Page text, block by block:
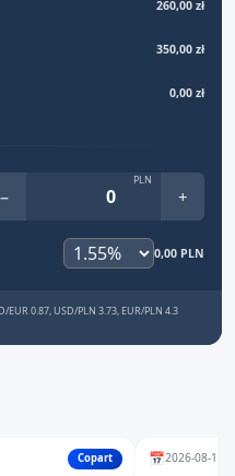
260,00 zł
350,00 zł
0,00 zł
−
PLN
+
0,00 PLN
0.87, USD/PLN 3.73, EUR/PLN 4.3
Copart 📅2026-08-12